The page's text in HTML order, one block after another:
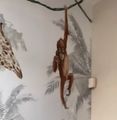
alkalmazás